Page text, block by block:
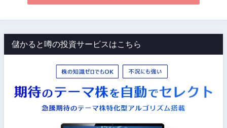
儲かると噂の投資サービスはこちら